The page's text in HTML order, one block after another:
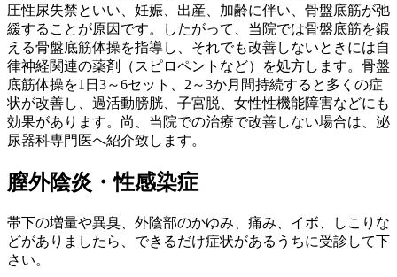
圧性尿失禁といい、妊娠、出産、加齢に伴い、骨盤底筋が弛
緩することが原因です。したがって、当院では骨盤底筋を鍛
える骨盤底筋体操を指導し、それでも改善しないときには自
律神経関連の薬剤（スピロペントなど）を処方します。骨盤
底筋体操を1日3～6セット、2～3か月間持続すると多くの症
状が改善し、過活動膀胱、子宮脱、女性性機能障害などにも
効果があります。尚、当院での治療で改善しない場合は、泌
尿器科専門医へ紹介致します。
膣外陰炎・性感染症
帯下の増量や異臭、外陰部のかゆみ、痛み、イボ、しこりな
どがありましたら、できるだけ症状があるうちに受診して下
さい。